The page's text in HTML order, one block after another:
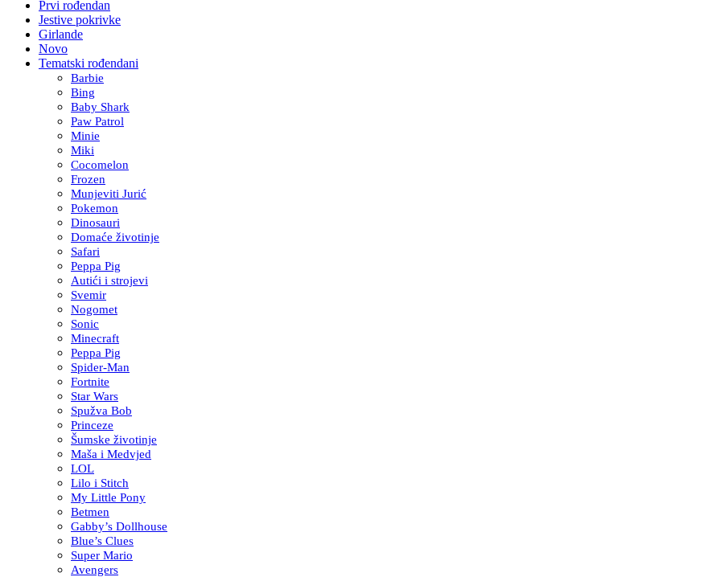
Prvi rođendan
Jestive pokrivke
Girlande
Novo
Tematski rođendani
Barbie
Bing
Baby Shark
Paw Patrol
Minie
Miki
Cocomelon
Frozen
Munjeviti Jurić
Pokemon
Dinosauri
Domaće životinje
Safari
Peppa Pig
Autići i strojevi
Svemir
Nogomet
Sonic
Minecraft
Peppa Pig
Spider-Man
Fortnite
Star Wars
Spužva Bob
Princeze
Šumske životinje
Maša i Medvjed
LOL
Lilo i Stitch
My Little Pony
Betmen
Gabby’s Dollhouse
Blue’s Clues
Super Mario
Avengers